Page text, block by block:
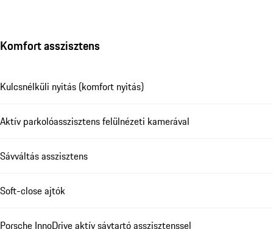
Komfort asszisztens
Kulcsnélküli nyitás (komfort nyitás)
Aktív parkolóasszisztens felülnézeti kamerával
Sávváltás asszisztens
Soft-close ajtók
Porsche InnoDrive aktív sávtartó asszisztenssel